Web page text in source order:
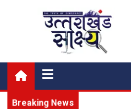
Uttarakhand
My News Portal
Breaking News